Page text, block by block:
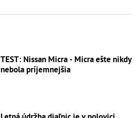
TEST: Nissan Micra - Micra ešte nikdy
nebola príjemnejšia